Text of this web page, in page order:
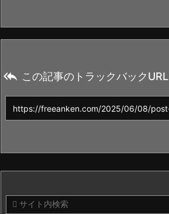
 この記事のトラックバックURL